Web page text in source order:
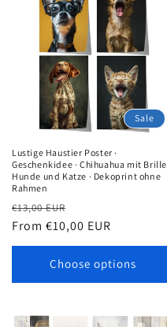
Sale
Lustige Haustier Poster ·
Geschenkidee · Chihuahua mit Brille
Hunde und Katze · Dekoprint ohne
Rahmen
Regular
price
€13,00 EUR
price
From €10,00 EUR
Choose options